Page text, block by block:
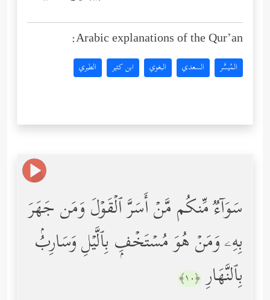
Arabic explanations of the Qur’an:
المُيسَّر السعدي البغوي ابن كثير الطبري
سَوَاۤءࣱ مِّنكُم مَّنۡ أَسَرَّ ٱلۡقَوۡلَ وَمَن جَهَرَ
بِهِۦ وَمَنۡ هُوَ مُسۡتَخۡفِۭ بِٱلَّیۡلِ وَسَارِبُۢ
بِٱلنَّهَارِ ﴿١٠﴾